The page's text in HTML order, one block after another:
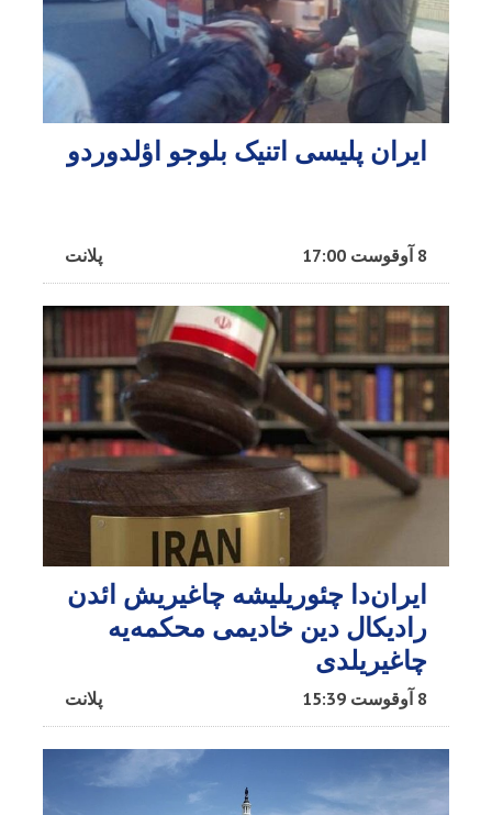
ایران پلیسی اتنیک بلوجو اؤلدوردو
پلانت 8 آوقوست 17:00
ایران‌دا چئوریلیشه چاغیریش ائد‌ن
رادیکال دین خادیمی محکمه‌یه
چاغیریلدی
پلانت 8 آوقوست 15:39